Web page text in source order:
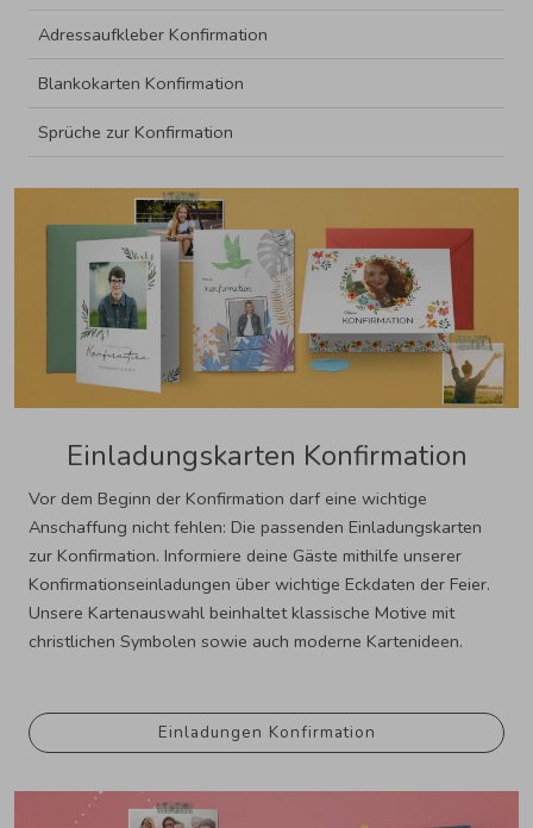
Adressaufkleber Konfirmation
Blankokarten Konfirmation
Sprüche zur Konfirmation
Einladungskarten Konfirmation
Vor dem Beginn der Konfirmation darf eine wichtige
Anschaffung nicht fehlen: Die passenden Einladungskarten
zur Konfirmation. Informiere deine Gäste mithilfe unserer
Konfirmationseinladungen über wichtige Eckdaten der Feier.
Unsere Kartenauswahl beinhaltet klassische Motive mit
christlichen Symbolen sowie auch moderne Kartenideen.
Einladungen Konfirmation